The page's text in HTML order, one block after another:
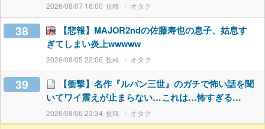
2026/08/07 16:00 オタク
38
【悲報】MAJOR2ndの佐藤寿也の息子、姑息す
ぎてしまい炎上wwwww
2026/08/05 22:06 オタク
39
【衝撃】名作『ルパン三世』のガチで怖い話を聞
いてワイ震えが止まらない…これは…怖すぎる…
2026/08/06 23:34 オタク